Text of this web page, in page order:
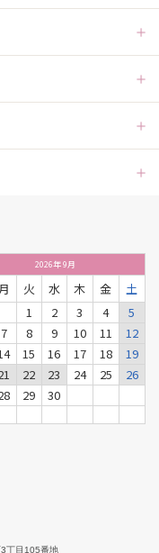
2026年9月
月 火 水 木 金
土
1
2 3 4
5
7 8 9 10 11
12
15 16 17 18
19
22 23 24 25
26
29 30
丁目105番地